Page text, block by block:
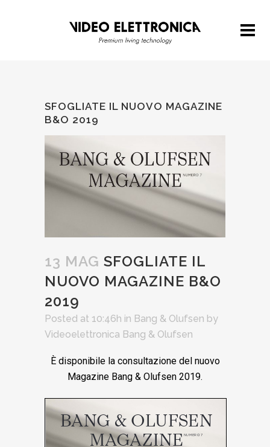
SFOGLIATE IL NUOVO MAGAZINE
B&O 2019
13 MAG SFOGLIATE IL
NUOVO MAGAZINE B&O
2019
Posted at 10:46h in Bang & Olufsen by
Videoelettronica Bang & Olufsen
È disponibile la consultazione del nuovo
Magazine Bang & Olufsen 2019.